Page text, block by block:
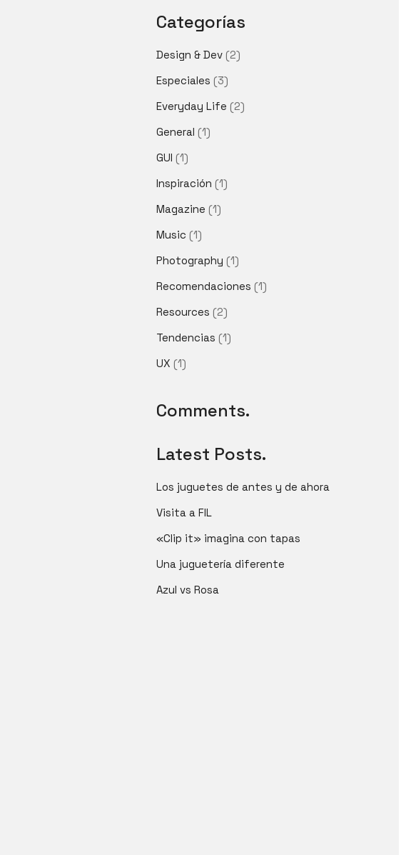
Categorías
Design & Dev(2)
Especiales (3)
Everyday Life (2)
General (1)
GUI (1)
Inspiración (1)
Magazine (1)
Music (1)
Photography (1)
Recomendaciones (1)
Resources (2)
Tendencias (1)
UX (1)
Comments.
Latest Posts.
Los juguetes de antes y de ahora
Visita a FIL
«Clip it» imagina con tapas
Una juguetería diferente
Azul vs Rosa